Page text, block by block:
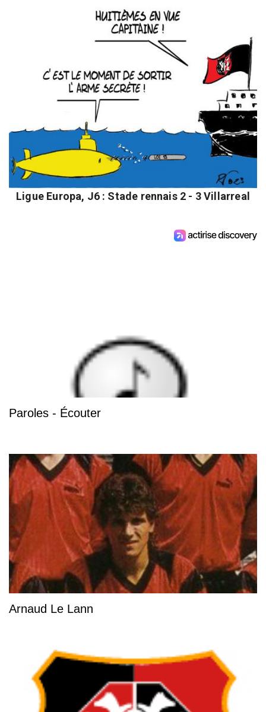
Ligue Europa, J6 : Stade rennais 2 - 3 Villarreal
Paroles - Écouter
Arnaud Le Lann